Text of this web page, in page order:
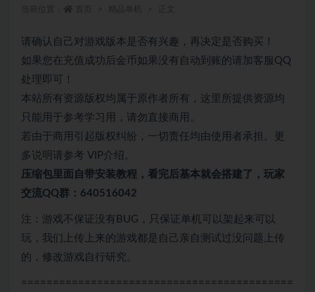
请确认自己对游戏版本是否有兴趣，再决定是否购买！
如果您在充值成功后金币如果没有自动到账的请加客服QQ
处理即可！
本站所有资源版权均属于原作者所有，这里所提供资源均
只能用于参考学习用，请勿直接商用。
若由于商用引起版权纠纷，一切责任均由使用者承担。更
多说明请参考 VIP介绍。
压缩包里面自带安装教程，看完后基本就会搭建了，玩家
交流QQ群：640516042
注：游戏不保证没有BUG，只保证单机可以架起来可以
玩，我们上传上来的游戏都是自己亲自测试过没问题上传
的，修改游戏自行研究。
===========================================